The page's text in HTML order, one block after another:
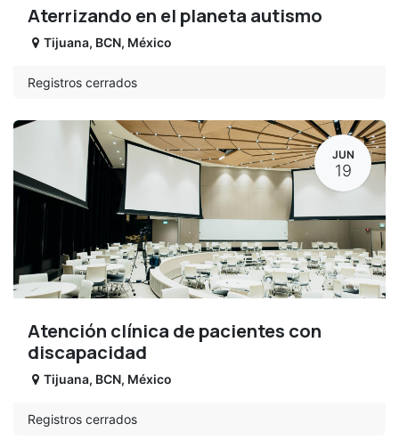
Aterrizando en el planeta autismo
Tijuana, BCN, México
Registros cerrados
JUN
19
Atención clínica de pacientes con
discapacidad
Tijuana, BCN, México
Registros cerrados